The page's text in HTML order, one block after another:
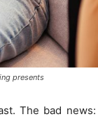
presents
The bad